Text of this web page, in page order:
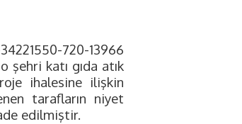
720-13966
şehri katı gıda atık
ihalesine ilişkin
tarafların niyet
edilmiştir.